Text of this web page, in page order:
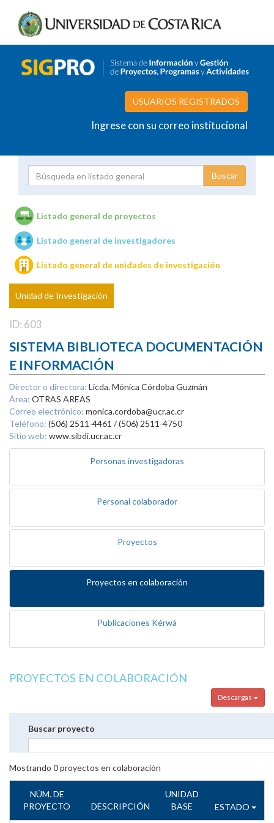
USUARIOS REGISTRADOS
Ingrese con su correo institucional
Unidades de investigación
Listado general de proyectos
Listado general de investigadores
Listado general de unidades de investigación
Unidad de Investigación
ID: 603
SISTEMA BIBLIOTECA DOCUMENTACIÓN
E INFORMACIÓN
Director o directora: Licda. Mónica Córdoba Guzmán
Área: OTRAS AREAS
Correo electrónico: monica.cordoba@ucr.ac.cr
Teléfono: (506) 2511-4461 / (506) 2511-4750
Sitio web: www.sibdi.ucr.ac.cr
Personas investigadoras
Personal colaborador
Proyectos
Proyectos en colaboración
Publicaciones Kérwá
PROYECTOS EN COLABORACIÓN
Descargas
Buscar proyecto
Mostrando 0proyectos en colaboración
NÚM. DE
PROYECTO
DESCRIPCIÓN
UNIDAD
BASE
ESTADO